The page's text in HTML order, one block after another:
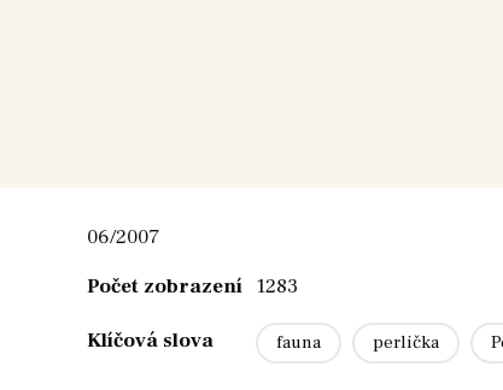
06/2007
Počet zobrazení 1283
Klíčová slova fauna perlička